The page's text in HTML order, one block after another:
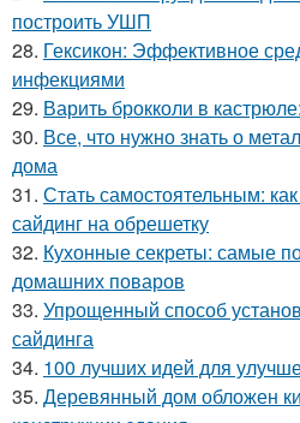
построить УШП
28. Гексикон: Эффективное
инфекциями
29. Варить брокколи в
30. Все, что нужно знать о
дома
31. Стать самостоятельным:
сайдинг на обрешетку
32. Кухонные секреты: самые
домашних поваров
33. Упрощенный способ
сайдинга
34. 100 лучших идей для
35. Деревянный дом обложен